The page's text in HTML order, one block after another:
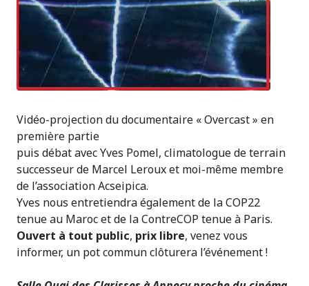
Vidéo-projection du documentaire « Overcast » en
première partie
puis débat avec Yves Pomel, climatologue de terrain
successeur de Marcel Leroux et moi-même membre
de l’association Acseipica.
Yves nous entretiendra également de la COP22
tenue au Maroc et de la ContreCOP tenue à Paris.
Ouvert à tout public, prix libre, venez vous
informer, un pot commun clôturera l’événement !